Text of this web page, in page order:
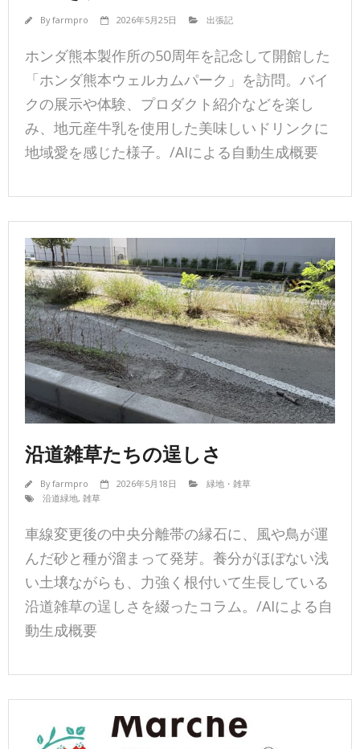
Byfarmpro 2026年5月25日 出張記
ホンダ熊本製作所の50周年を記念して開館した
「ホンダ熊本ウェルカムパーク」を訪問。バイ
クの展示や体験、プロダクト紹介などを楽し
み、地元産牛乳を使用した美味しいドリンクに
地域愛を感じた様子。/AIによる自動生成概要
沿道雑草たちの逞しさ
Byfarmpro 2026年5月18日
緑地・雑草
沿道緑地, 雑草
車線変更後の中央分離帯の縁石に、風や鳥が運
んだ砂と種が溜まって発芽。養分がほぼない浅
い土壌ながらも、力強く根付いて生長している
沿道雑草の逞しさを綴ったコラム。/AIによる自
動生成概要